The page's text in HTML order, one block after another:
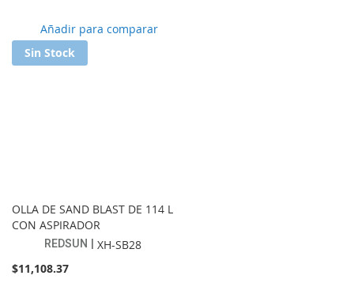
Añadir
a
lista
Añadir para comparar
Sin Stock
OLLA DE SAND BLAST DE 114 L
CON ASPIRADOR
REDSUN
XH-SB28
$11,108.37